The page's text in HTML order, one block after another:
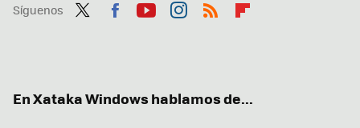
Síguenos
En Xataka Windows hablamos de...